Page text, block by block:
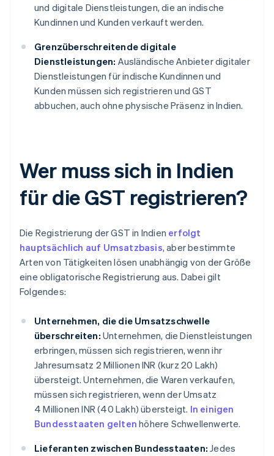
und digitale Dienstleistungen, die an indische
Kundinnen und Kunden verkauft werden.
Grenzüberschreitende digitale
Dienstleistungen: Ausländische Anbieter digitaler
Dienstleistungen für indische Kundinnen und
Kunden müssen sich registrieren und GST
abbuchen, auch ohne physische Präsenz in Indien.
Wer muss sich in Indien
für die GST registrieren?
Die Registrierung der GST in Indien erfolgt
hauptsächlich auf Umsatzbasis, aber bestimmte
Arten von Tätigkeiten lösen unabhängig von der Größe
eine obligatorische Registrierung aus. Dabei gilt
Folgendes:
Unternehmen, die die Umsatzschwelle
überschreiten: Unternehmen, die Dienstleistungen
erbringen, müssen sich registrieren, wenn ihr
Jahresumsatz 2 Millionen INR (kurz 20 Lakh)
übersteigt. Unternehmen, die Waren verkaufen,
müssen sich registrieren, wenn der Umsatz
4 Millionen INR (40 Lakh) übersteigt. In einigen
Bundesstaaten gelten höhere Schwellenwerte.
Lieferanten zwischen Bundesstaaten: Jedes